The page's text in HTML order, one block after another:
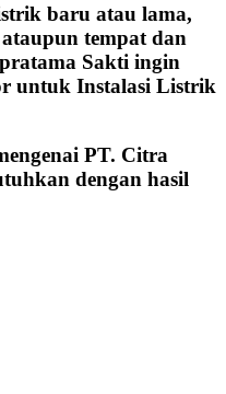
baru atau lama,
tempat dan
Sakti ingin
untuk Instalasi Listrik
PT. Citra
dengan hasil